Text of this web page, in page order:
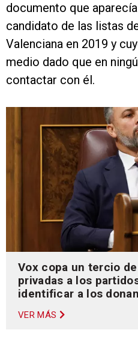
documento que
candidato de las listas
Valenciana en 2019 y
medio dado que en
contactar con él.
Vox copa un tercio
privadas a los
identificar a los
VER MÁS